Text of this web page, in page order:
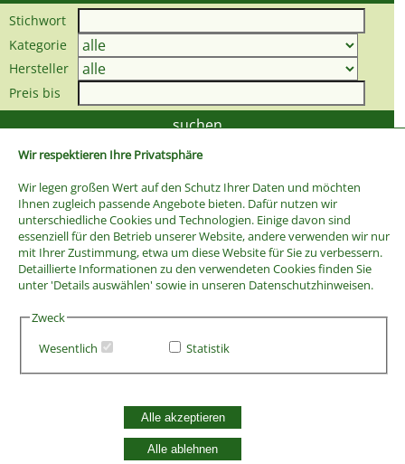
Wir respektieren Ihre Privatsphäre
Wir legen großen Wert auf den Schutz Ihrer Daten und möchten
Ihnen zugleich passende Angebote bieten. Dafür nutzen wir
unterschiedliche Cookies und Technologien. Einige davon sind
essenziell für den Betrieb unserer Website, andere verwenden wir nur
mit Ihrer Zustimmung, etwa um diese Website für Sie zu verbessern.
Detaillierte Informationen zu den verwendeten Cookies finden Sie
unter 'Details auswählen' sowie in unseren Datenschutzhinweisen.
Zweck
Wesentlich
Statistik
Alle akzeptieren
Alle ablehnen
Stichwort
Kategorie
Hersteller
Preis bis
AGB
Vertrag widerrufen
Datenschutzerklärung
Zahlung und Versand